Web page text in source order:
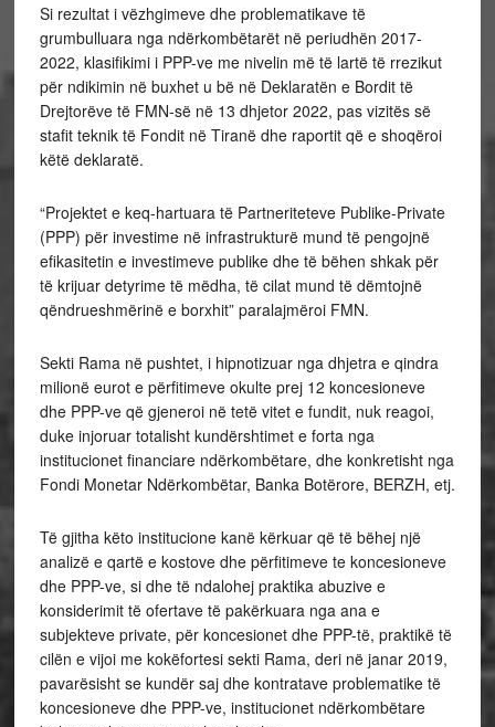
Si rezultat i vëzhgimeve dhe problematikave të
grumbulluara nga ndërkombëtarët në periudhën 2017-
2022, klasifikimi i PPP-ve me nivelin më të lartë të rrezikut
për ndikimin në buxhet u bë në Deklaratën e Bordit të
Drejtorëve të FMN-së në 13 dhjetor 2022, pas vizitës së
stafit teknik të Fondit në Tiranë dhe raportit që e shoqëroi
këtë deklaratë.
“Projektet e keq-hartuara të Partneriteteve Publike-Private
(PPP) për investime në infrastrukturë mund të pengojnë
efikasitetin e investimeve publike dhe të bëhen shkak për
të krijuar detyrime të mëdha, të cilat mund të dëmtojnë
qëndrueshmërinë e borxhit” paralajmëroi FMN.
Sekti Rama në pushtet, i hipnotizuar nga dhjetra e qindra
milionë eurot e përfitimeve okulte prej 12 koncesioneve
dhe PPP-ve që gjeneroi në tetë vitet e fundit, nuk reagoi,
duke injoruar totalisht kundërshtimet e forta nga
institucionet financiare ndërkombëtare, dhe konkretisht nga
Fondi Monetar Ndërkombëtar, Banka Botërore, BERZH, etj.
Të gjitha këto institucione kanë kërkuar që të bëhej një
analizë e qartë e kostove dhe përfitimeve te koncesioneve
dhe PPP-ve, si dhe të ndalohej praktika abuzive e
konsiderimit të ofertave të pakërkuara nga ana e
subjekteve private, për koncesionet dhe PPP-të, praktikë të
cilën e vijoi me kokëfortesi sekti Rama, deri në janar 2019,
pavarësisht se kundër saj dhe kontratave problematike të
koncesioneve dhe PPP-ve, institucionet ndërkombëtare